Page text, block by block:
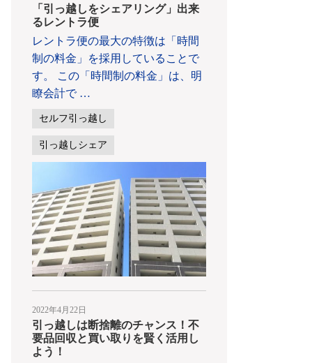
「引っ越しをシェアリング」出来
るレントラ便
レントラ便の最大の特徴は「時間
制の料金」を採用していることで
す。 この「時間制の料金」は、明
瞭会計で …
セルフ引っ越し
引っ越しシェア
2022年4月22日
引っ越しは断捨離のチャンス！不
要品回収と買い取りを賢く活用し
よう！